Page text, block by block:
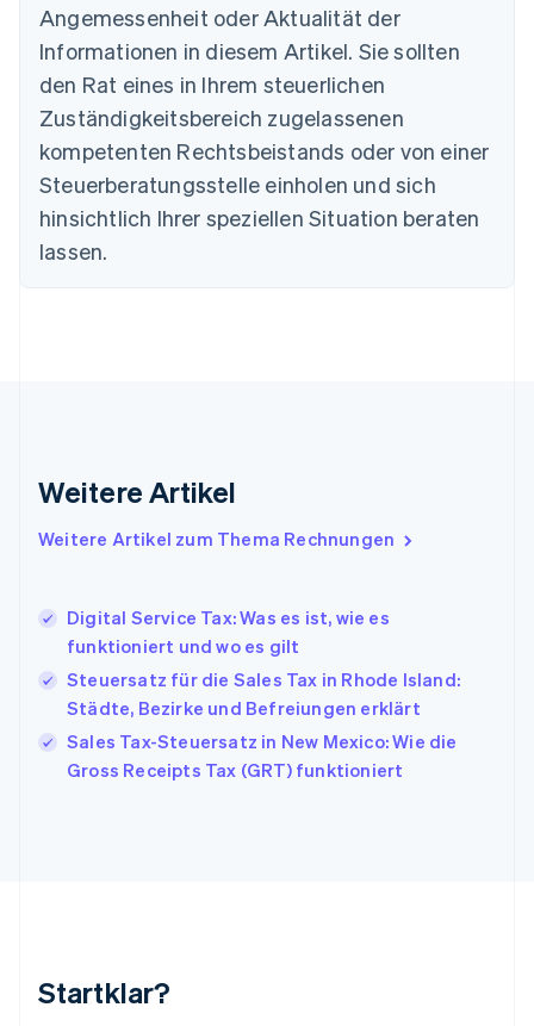
Angemessenheit oder Aktualität der
Informationen in diesem Artikel. Sie sollten
den Rat eines in Ihrem steuerlichen
Zuständigkeitsbereich zugelassenen
kompetenten Rechtsbeistands oder von einer
Steuerberatungsstelle einholen und sich
hinsichtlich Ihrer speziellen Situation beraten
lassen.
Weitere Artikel
Weitere Artikel zum Thema Rechnungen
Digital Service Tax: Was es ist, wie es
funktioniert und wo es gilt
Steuersatz für die Sales Tax in Rhode Island:
Städte, Bezirke und Befreiungen erklärt
Sales Tax-Steuersatz in New Mexico: Wie die
Gross Receipts Tax (GRT) funktioniert
Startklar?
Brasilien
Bulgarien
English
Dänemark
English
Deutschland
DeutschEnglish
English
Festlandchina
Indien
Irland
Italiano English
Japan
Kanada
EnglishFrançais
Kroatien
English Italiano
English简体中文